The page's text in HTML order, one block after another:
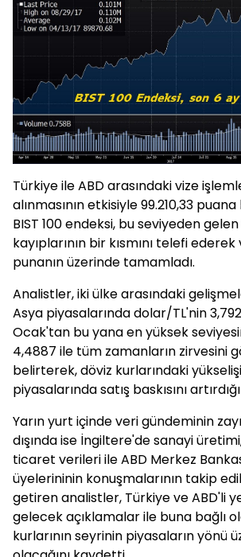
Türkiye ile ABD arasındaki vize
alınmasının etkisiyle 99.210,33
BIST 100 endeksi, bu seviyeden
kayıplarının bir kısmını telefi ederek
punanın üzerinde tamamladı.
Analistler, iki ülke arasındaki
Asya piyasalarında dolar/TL'nin
Ocak'tan bu yana en yüksek
4,4887 ile tüm zamanların zirvesini
belirterek, döviz kurlarındaki
piyasalarında satış baskısını
Yarın yurt içinde veri gündeminin
dışında ise İngiltere'de sanayi
ticaret verileri ile ABD Merkez
üyelerininin konuşmalarının takip
getiren analistler, Türkiye ve ABD'li
gelecek açıklamalar ile buna bağlı
kurlarının seyrinin piyasaların yönü